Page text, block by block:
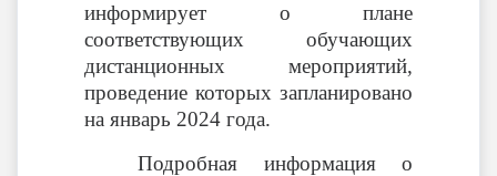
информирует о плане
соответствующих обучающих
дистанционных мероприятий,
проведение которых запланировано
на январь 2024 года.
Подробная информация о